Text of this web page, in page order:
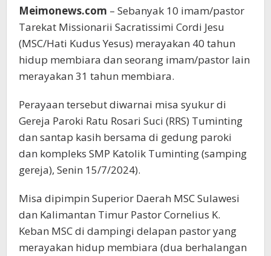
Meimonews.com – Sebanyak 10 imam/pastor
Tarekat Missionarii Sacratissimi Cordi Jesu
(MSC/Hati Kudus Yesus) merayakan 40 tahun
hidup membiara dan seorang imam/pastor lain
merayakan 31 tahun membiara.
Perayaan tersebut diwarnai misa syukur di
Gereja Paroki Ratu Rosari Suci (RRS) Tuminting
dan santap kasih bersama di gedung paroki
dan kompleks SMP Katolik Tuminting (samping
gereja), Senin 15/7/2024).
Misa dipimpin Superior Daerah MSC Sulawesi
dan Kalimantan Timur Pastor Cornelius K.
Keban MSC di dampingi delapan pastor yang
merayakan hidup membiara (dua berhalangan